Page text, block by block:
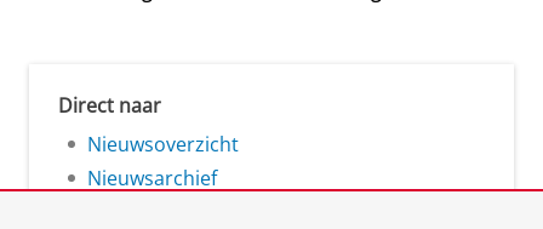
Direct naar
Nieuwsoverzicht
Nieuwsarchief